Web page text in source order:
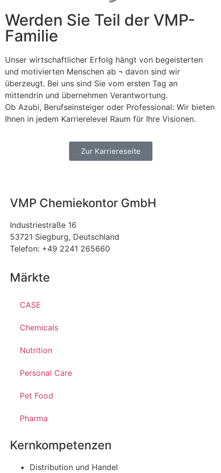
Werden Sie Teil der VMP-
Familie
Unser wirtschaftlicher Erfolg hängt von begeisterten
und motivierten Menschen ab ¬ davon sind wir
überzeugt. Bei uns sind Sie vom ersten Tag an
mittendrin und übernehmen Verantwortung.
Ob Azubi, Berufseinsteiger oder Professional: Wir bieten
Ihnen in jedem Karrierelevel Raum für Ihre Visionen.
Zur Karriereseite
VMP Chemiekontor GmbH
Industriestraße 16
53721 Siegburg, Deutschland
Telefon: +49 2241 265660
Märkte
CASE
Chemicals
Nutrition
Personal Care
Pet Food
Pharma
Kernkompetenzen
Distribution und Handel